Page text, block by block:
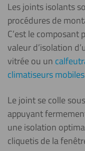
Les joints isolants
procédures de
C’est le composant
valeur d’isolation
vitrée ou un
climatiseurs mobiles
Le joint se colle
appuyant
une isolation
cliquetis de la